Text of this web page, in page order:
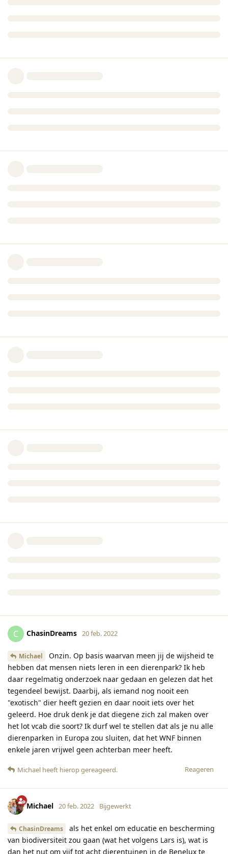
C ChasinDreams 20 feb. 2022
Michael
Onzin. Op basis waarvan meen jij de wijsheid te
hebben dat mensen niets leren in een dierenpark? Ik heb
daar regelmatig onderzoek naar gedaan en gelezen dat het
tegendeel bewijst. Daarbij, als iemand nog nooit een
"exotisch" dier heeft gezien en daar nooit iets over het
geleerd. Hoe druk denk je dat diegene zich zal maken over
het lot vcab die soort? Ik durf wel te stellen dat als je nu alle
dierenparken in Europa zou sluiten, dat het WNF binnen
enkele jaren vrijwel geen achterban meer heeft.
Reageren
Michael heeft hierop gereageerd.
Michael 20 feb. 2022 Bijgewerkt
ChasinDreams
als het enkel om educatie en bescherming
van biodiversiteit zou gaan (wat het volgens Lars is), wat is
dan het nut om vijf tot acht dierentuinen in de Benelux te